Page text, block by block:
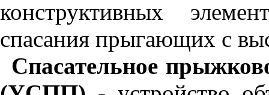
конструктивных
спасания прыгающих с
Спасательное